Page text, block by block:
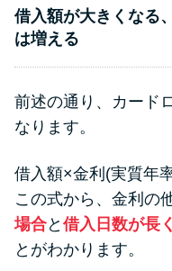
借入額が大きくなる
は増える
前述の通り、カード
なります。
借入額×金利(実質年
この式から、金利の
場合と 借入日数が長
とがわかります。